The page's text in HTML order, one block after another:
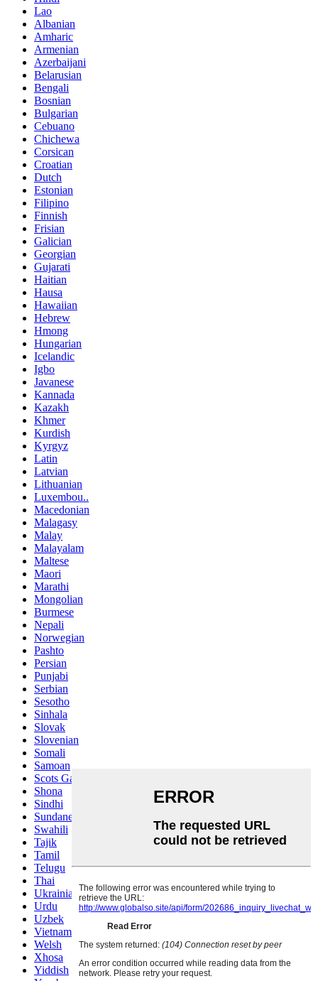
Lao
Albanian
Amharic
Armenian
Azerbaijani
Belarusian
Bengali
Bosnian
Bulgarian
Cebuano
Chichewa
Corsican
Croatian
Dutch
Estonian
Filipino
Finnish
Frisian
Galician
Georgian
Gujarati
Haitian
Hausa
Hawaiian
Hebrew
Hmong
Hungarian
Icelandic
Igbo
Javanese
Kannada
Kazakh
Khmer
Kurdish
Kyrgyz
Latin
Latvian
Lithuanian
Luxembou..
Macedonian
Malagasy
Malay
Malayalam
Maltese
Maori
Marathi
Mongolian
Burmese
Nepali
Norwegian
Pashto
Persian
Punjabi
Serbian
Sesotho
Sinhala
Slovak
Slovenian
Somali
Samoan
Scots Gaelic
Shona
Sindhi
Sundanese
Swahili
Tajik
Tamil
Telugu
Thai
Ukrainian
Urdu
Uzbek
Vietnamese
Welsh
Xhosa
Yiddish